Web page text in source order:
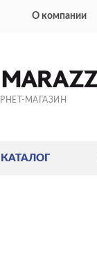
О компании
МАГАЗИН
КАТАЛОГ